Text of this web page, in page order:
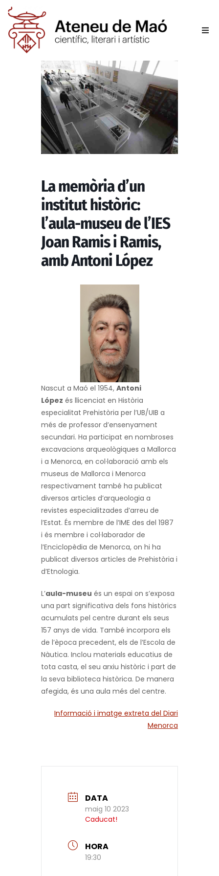
La memòria d’un
institut històric:
l’aula-museu de l’IES
Joan Ramis i Ramis,
amb Antoni López
Nascut a Maó el 1954, Antoni
López és llicenciat en Història
especialitat Prehistòria per l’UB/UIB a
més de professor d’ensenyament
secundari. Ha participat en nombroses
excavacions arqueològiques a Mallorca
i a Menorca, en col·laboració amb els
museus de Mallorca i Menorca
respectivament també ha publicat
diversos articles d’arqueologia a
revistes especialitzades d’arreu de
l’Estat. És membre de l’IME des del 1987
i és membre i col·laborador de
l’Enciclopèdia de Menorca, on hi ha
publicat diversos articles de Prehistòria i
d’Etnologia.
L’aula-museu és un espai on s’exposa
una part significativa dels fons històrics
acumulats pel centre durant els seus
157 anys de vida. També incorpora els
de l’època precedent, els de l’Escola de
Nàutica. Inclou materials educatius de
tota casta, el seu arxiu històric i part de
la seva biblioteca històrica. De manera
afegida, és una aula més del centre.
Informació i imatge extreta del Diari
Menorca
DATA
maig 10 2023
Caducat!
HORA
19:30